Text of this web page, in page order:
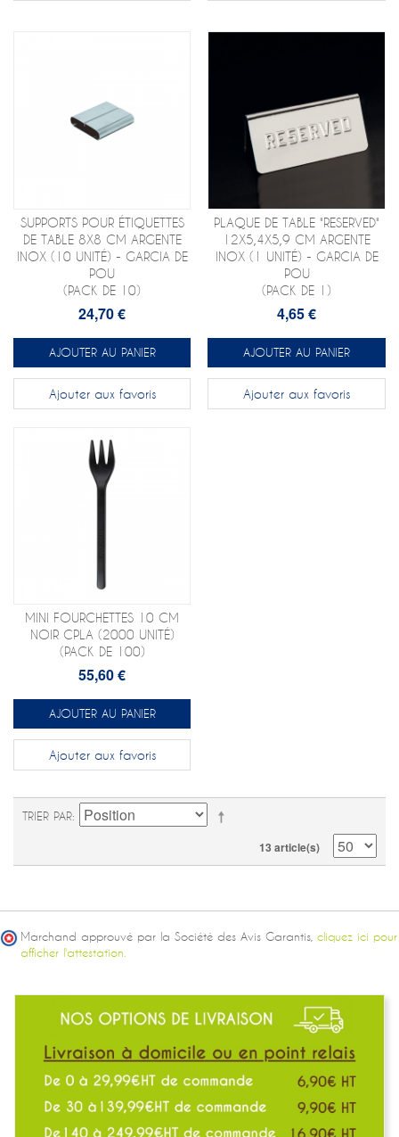
SUPPORTS POUR ÉTIQUETTES
DE TABLE 8X8 CM ARGENTE
INOX (10 UNITÉ) - GARCIA DE
POU
(PACK DE 10)
24,70 €
AJOUTER AU PANIER
Ajouter aux favoris
PLAQUE DE TABLE "RESERVED"
12X5,4X5,9 CM ARGENTE
INOX (1 UNITÉ) - GARCIA DE
POU
(PACK DE 1)
4,65 €
AJOUTER AU PANIER
Ajouter aux favoris
MINI FOURCHETTES 10 CM
NOIR CPLA (2000 UNITÉ)
(PACK DE 100)
55,60 €
AJOUTER AU PANIER
Ajouter aux favoris
TRIER PAR
13 article(s)
Marchand approuvé par la Société des Avis Garantis, cliquez ici pour
afficher l'attestation.